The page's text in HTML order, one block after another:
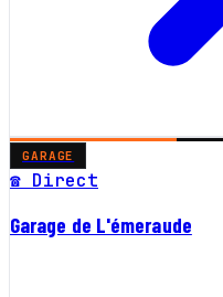
GARAGE
☎ Direct
Garage de L'émeraude